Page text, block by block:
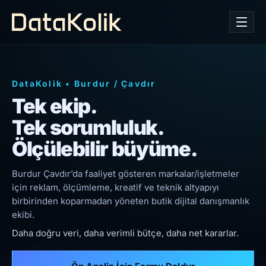
DataKolik • Burdur /Çavdır
Tek ekip.
Tek sorumluluk.
Ölçülebilir büyüme.
Burdur Çavdır’da faaliyet gösteren markalar/işletmeler
için reklam, ölçümleme, kreatif ve teknik altyapıyı
birbirinden koparmadan yöneten butik dijital danışmanlık
ekibi.
Daha doğru veri, daha verimli bütçe, daha net kararlar.